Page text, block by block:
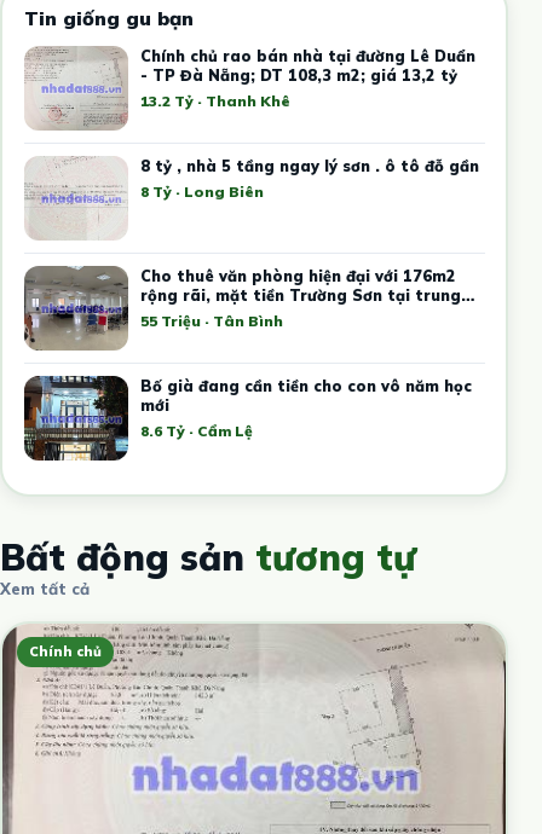
Tin giống gu bạn
Chính chủ rao bán nhà tại đường Lê Duẩn
- TP Đà Nẵng; DT 108,3 m2; giá 13,2 tỷ
13.2 Tỷ · Thanh Khê
8 tỷ , nhà 5 tầng ngay lý sơn . ô tô đỗ gần
8 Tỷ · Long Biên
Cho thuê văn phòng hiện đại với 176m2
rộng rãi, mặt tiền Trường Sơn tại trung
tâm Tân Bình
55 Triệu · Tân Bình
Bố già đang cần tiền cho con vô năm học
mới
8.6 Tỷ · Cẩm Lệ
Bất động sản tương tự
Xem tất cả
Chính chủ